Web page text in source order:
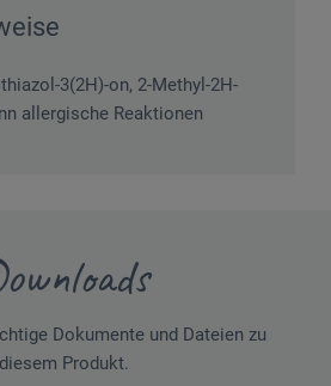
3(2H)-on, 2-Methyl-2H-
allergische Reaktionen
Dokumente und Dateien zu
diesem Produkt.